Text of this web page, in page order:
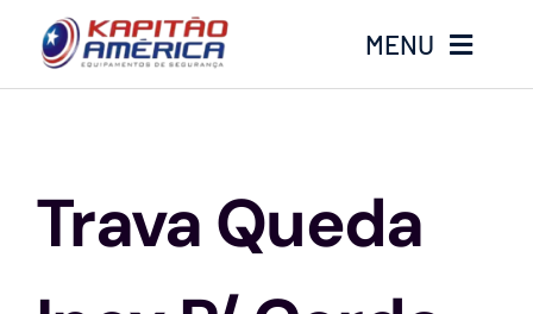
o
MENU
Produtos
Trava Queda